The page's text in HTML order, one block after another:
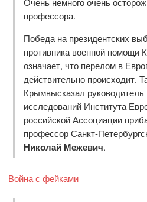
профессора.
Победа на президентских
противника военной помощи
означает, что перелом в
действительно происходит.
Крымвысказал
исследований Института
российской Ассоциации
профессор Санкт-
Николай Межевич.
Война с фейками